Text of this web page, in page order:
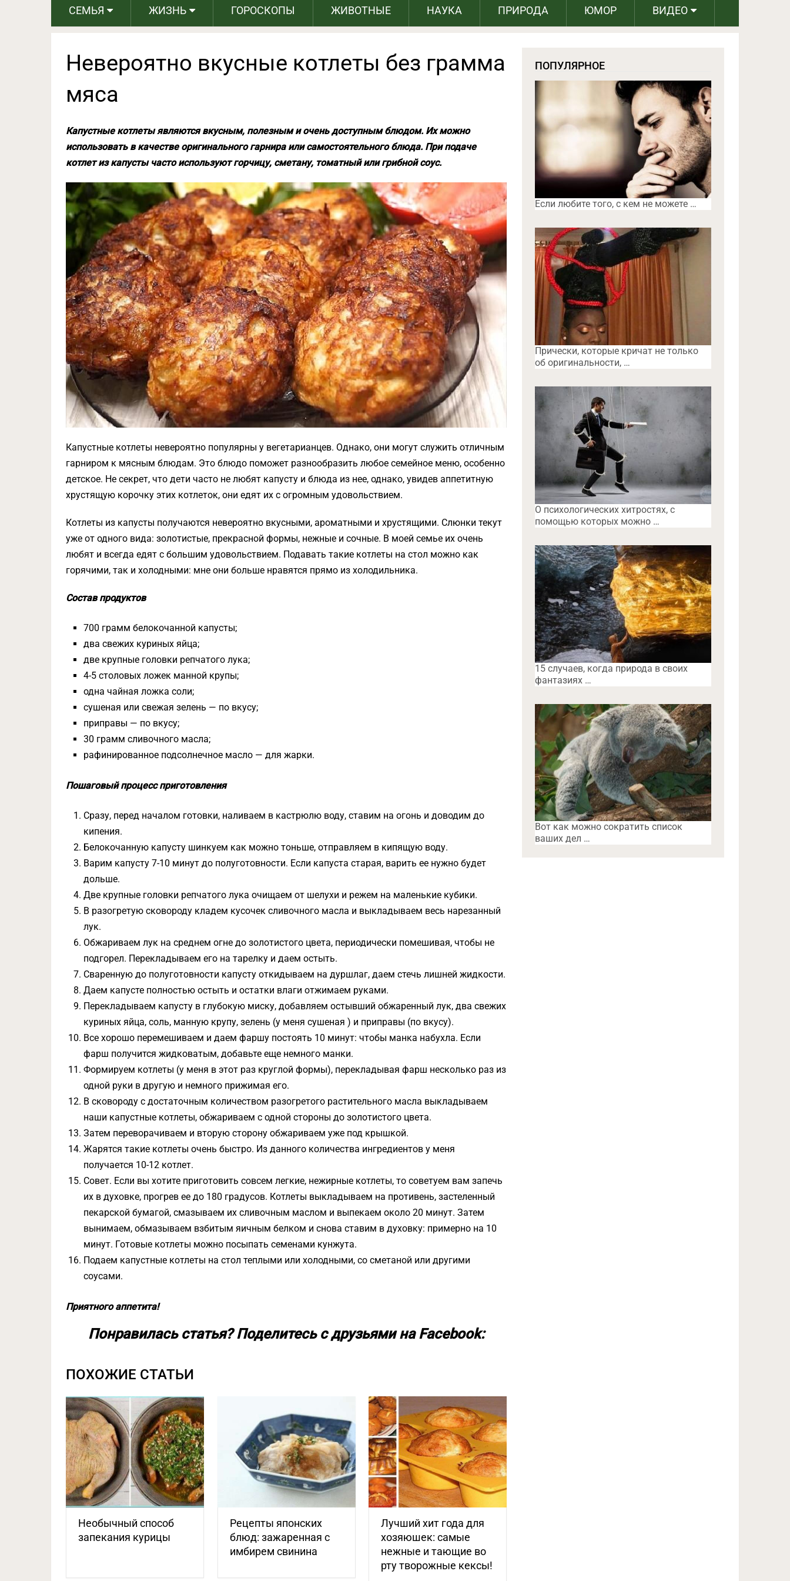
СЕМЬЯ ЖИЗНЬ ГОРОСКОПЫ ЖИВОТНЫЕ НАУКА ПРИРОДА ЮМОР ВИДЕО
Невероятно вкусные котлеты без грамма
мяса
Капустные котлеты являются вкусным, полезным и очень доступным блюдом. Их можно
использовать в качестве оригинального гарнира или самостоятельного блюда. При подаче
котлет из капусты часто используют горчицу, сметану, томатный или грибной соус.
Капустные котлеты невероятно популярны у вегетарианцев. Однако, они могут служить отличным
гарниром к мясным блюдам. Это блюдо поможет разнообразить любое семейное меню, особенно
детское. Не секрет, что дети часто не любят капусту и блюда из нее, однако, увидев аппетитную
хрустящую корочку этих котлеток, они едят их с огромным удовольствием.
Котлеты из капусты получаются невероятно вкусными, ароматными и хрустящими. Слюнки текут
уже от одного вида: золотистые, прекрасной формы, нежные и сочные. В моей семье их очень
любят и всегда едят с большим удовольствием. Подавать такие котлеты на стол можно как
горячими, так и холодными: мне они больше нравятся прямо из холодильника.
Состав продуктов
700 грамм белокочанной капусты;
два свежих куриных яйца;
две крупные головки репчатого лука;
4-5 столовых ложек манной крупы;
одна чайная ложка соли;
сушеная или свежая зелень — по вкусу;
приправы — по вкусу;
30 грамм сливочного масла;
рафинированное подсолнечное масло — для жарки.
Пошаговый процесс приготовления
Сразу, перед началом готовки, наливаем в кастрюлю воду, ставим на огонь и доводим до
кипения.
Белокочанную капусту шинкуем как можно тоньше, отправляем в кипящую воду.
Варим капусту 7-10 минут до полуготовности. Если капуста старая, варить ее нужно будет
дольше.
Две крупные головки репчатого лука очищаем от шелухи и режем на маленькие кубики.
В разогретую сковороду кладем кусочек сливочного масла и выкладываем весь нарезанный
лук.
Обжариваем лук на среднем огне до золотистого цвета, периодически помешивая, чтобы не
подгорел. Перекладываем его на тарелку и даем остыть.
Сваренную до полуготовности капусту откидываем на дуршлаг, даем стечь лишней жидкости.
Даем капусте полностью остыть и остатки влаги отжимаем руками.
Перекладываем капусту в глубокую миску, добавляем остывший обжаренный лук, два свежих
куриных яйца, соль, манную крупу, зелень (у меня сушеная ) и приправы (по вкусу).
Все хорошо перемешиваем и даем фаршу постоять 10 минут: чтобы манка набухла. Если
фарш получится жидковатым, добавьте еще немного манки.
Формируем котлеты (у меня в этот раз круглой формы), перекладывая фарш несколько раз из
одной руки в другую и немного прижимая его.
В сковороду с достаточным количеством разогретого растительного масла выкладываем
наши капустные котлеты, обжариваем с одной стороны до золотистого цвета.
Затем переворачиваем и вторую сторону обжариваем уже под крышкой.
Жарятся такие котлеты очень быстро. Из данного количества ингредиентов у меня
получается 10-12 котлет.
Совет. Если вы хотите приготовить совсем легкие, нежирные котлеты, то советуем вам запечь
их в духовке, прогрев ее до 180 градусов. Котлеты выкладываем на противень, застеленный
пекарской бумагой, смазываем их сливочным маслом и выпекаем около 20 минут. Затем
вынимаем, обмазываем взбитым яичным белком и снова ставим в духовку: примерно на 10
минут. Готовые котлеты можно посыпать семенами кунжута.
Подаем капустные котлеты на стол теплыми или холодными, со сметаной или другими
соусами.
Приятного аппетита!
Понравилась статья? Поделитесь с друзьями на Facebook:
ПОХОЖИЕ СТАТЬИ
Необычный способ
запекания курицы
Рецепты японских
блюд: зажаренная с
имбирем свинина
Лучший хит года для
хозяюшек: самые
нежные и тающие во
рту творожные кексы!
ПОПУЛЯРНОЕ
Если любите того, с кем не можете …
Прически, которые кричат не только
об оригинальности, …
O психологических хитростях, с
помощью которых можно …
15 случаев, когда природа в своих
фантазиях …
Вот как можно сократить список
ваших дел …